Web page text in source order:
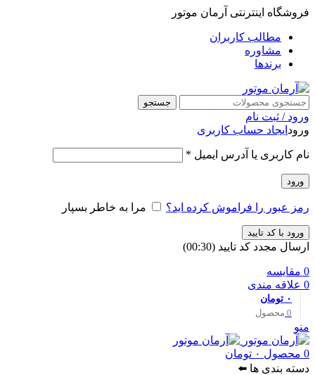
فروشگاه اینترنتی آرمان موتور
مطالب کاربران
مشاوره
برندها
جستجو
ورود / ثبت نام
ورود ایجاد حساب کاربری
نام کاربری یا آدرس ایمیل *
ورود
رمز عبور را فراموش کرده اید؟ مرا به خاطر بسپار
ورود با کد تایید
ارسال مجدد کد تایید (00:
30
)
0 مقایسه
0 علاقه مندی
0 محصول
۰ تومان
منو
0 محصول ۰ تومان
دسته بندی ها ⬅️